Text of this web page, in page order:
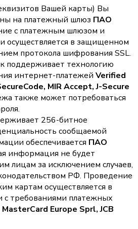
Вашей карты) Вы
на платежный шлюз ПАО
с платежным шлюзом и
осуществляется в защищенном
протокола шифрования SSL.
поддерживает технологию
интернет-платежей Verified
MIR Accept, J-Secure
также может потребоваться
256-битное
сообщаемой
обеспечивается ПАО
информация не будет
лицам за исключением случаев,
РФ. Проведение
картам осуществляется в
с требованиями платежных
Europe Sprl, JCB